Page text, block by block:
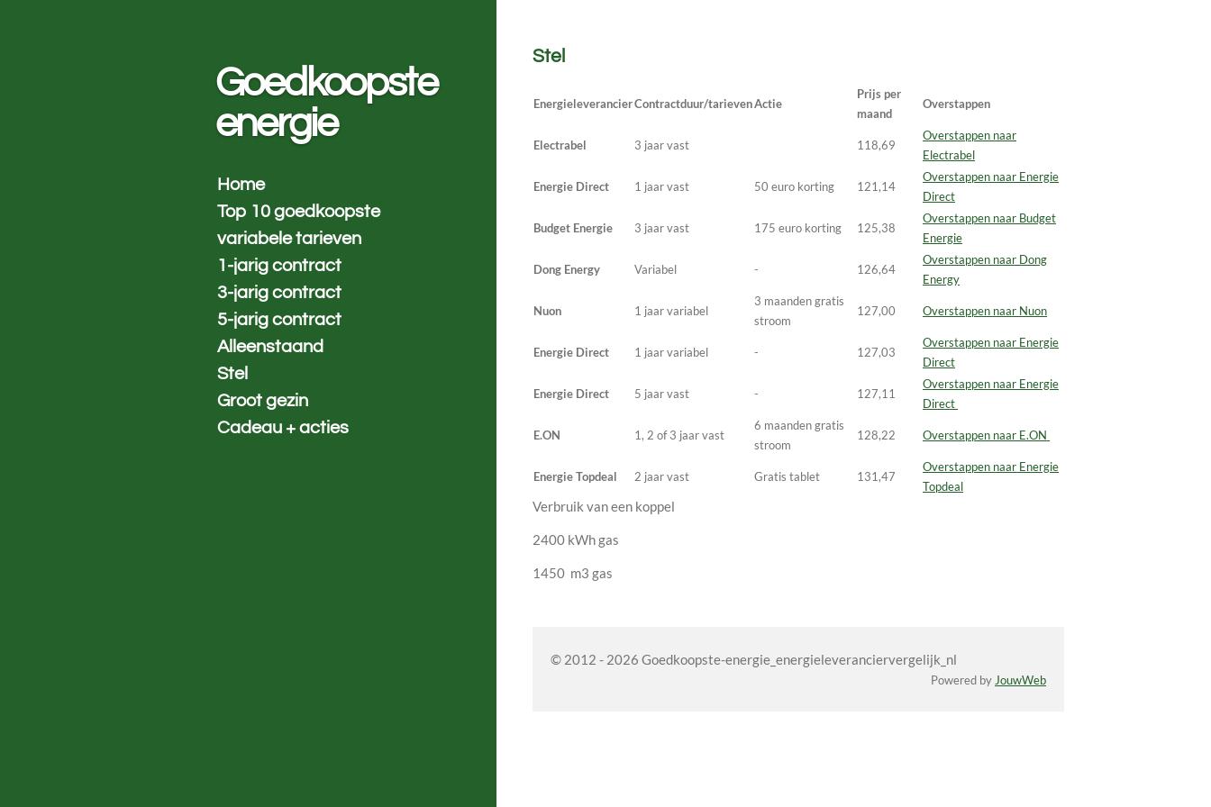
Stel
EnergieleverancierContractduur/tarievenActie
Prijs per
maand
Overstappen
Electrabel 3 jaar vast 118,69
Overstappen naar
Electrabel
Energie Direct 1 jaar vast 50 euro korting 121,14
Overstappen naar Energie
Direct
Budget Energie 3 jaar vast 175 euro korting 125,38
Overstappen naar Budget
Energie
Dong Energy Variabel - 126,64
Overstappen naar Dong
Energy
Nuon 1 jaar variabel
3 maanden gratis
stroom
127,00 Overstappen naar Nuon
Energie Direct 1 jaar variabel - 127,03
Overstappen naar Energie
Direct
Energie Direct 5 jaar vast - 127,11
Overstappen naar Energie
Direct
E.ON 1, 2 of 3 jaar vast
6 maanden gratis
stroom
128,22 Overstappen naar E.ON
Energie Topdeal 2 jaar vast Gratis tablet 131,47
Overstappen naar Energie
Topdeal
Verbruik van een koppel
2400 kWh gas
1450 m3 gas
© 2012 - 2026 Goedkoopste-energie_energieleveranciervergelijk_nl
Powered byJouwWeb
Goedkoopste
energie
Home
Top 10 goedkoopste
variabele tarieven
1-jarig contract
3-jarig contract
5-jarig contract
Alleenstaand
Stel
Groot gezin
Cadeau + acties